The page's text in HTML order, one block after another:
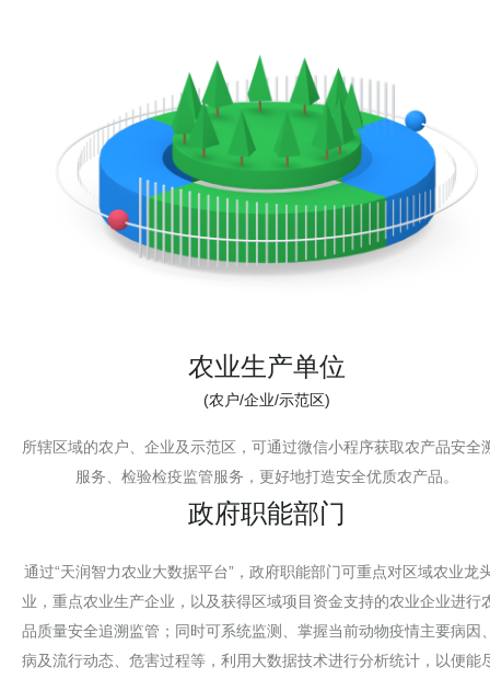
农业生产单位
(农户/企业/示范区)
所辖区域的农户、企业及示范区，可通过微信小程序获取农产品安全
服务、检验检疫监管服务，更好地打造安全优质农产品。
政府职能部门
通过“天润智力农业大数据平台”，政府职能部门可重点对区域农业龙
业，重点农业生产企业，以及获得区域项目资金支持的农业企业进行
品质量安全追溯监管；同时可系统监测、掌握当前动物疫情主要病因
病及流行动态、危害过程等，利用大数据技术进行分析统计，以便能